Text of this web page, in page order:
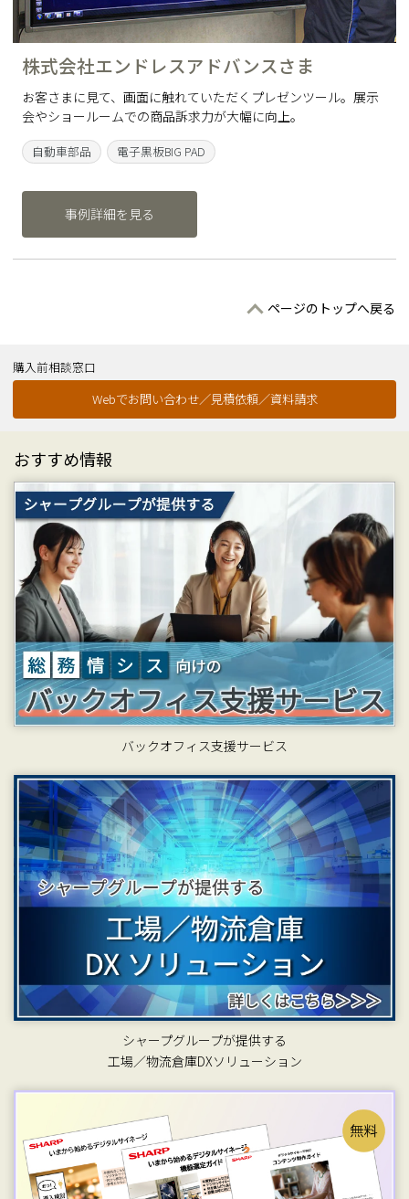
株式会社エンドレスアドバンスさま
お客さまに見て、画面に触れていただくプレゼンツール。展示
会やショールームでの商品訴求力が大幅に向上。
自動車部品 電子黒板BIG PAD
事例詳細を見る
ページのトップへ戻る
購入前相談窓口
Webでお問い合わせ／見積依頼／資料請求
おすすめ情報
バックオフィス支援サービス
シャープグループが提供する
工場／物流倉庫DXソリューション